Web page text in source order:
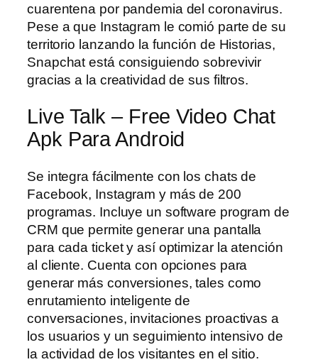
cuarentena por pandemia del coronavirus.
Pese a que Instagram le comió parte de su
territorio lanzando la función de Historias,
Snapchat está consiguiendo sobrevivir
gracias a la creatividad de sus filtros.
Live Talk – Free Video Chat
Apk Para Android
Se integra fácilmente con los chats de
Facebook, Instagram y más de 200
programas. Incluye un software program de
CRM que permite generar una pantalla
para cada ticket y así optimizar la atención
al cliente. Cuenta con opciones para
generar más conversiones, tales como
enrutamiento inteligente de
conversaciones, invitaciones proactivas a
los usuarios y un seguimiento intensivo de
la actividad de los visitantes en el sitio.